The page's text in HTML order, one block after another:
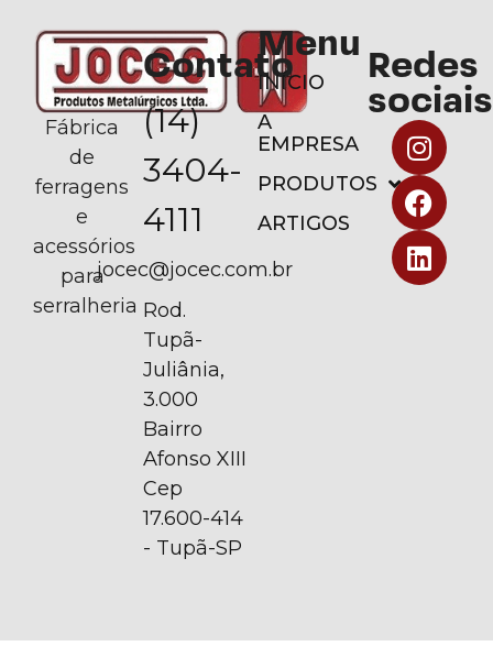
Fábrica
de
ferragens
e
acessórios
para
serralheria
Contato
(14)
3404-
4111
jocec@jocec.com.br
Rod.
Tupã-
Juliânia,
3.000
Bairro
Afonso XIII
Cep
17.600-414
- Tupã-SP
Menu
INÍCIO
A
EMPRESA
PRODUTOS
ARTIGOS
Redes
sociais